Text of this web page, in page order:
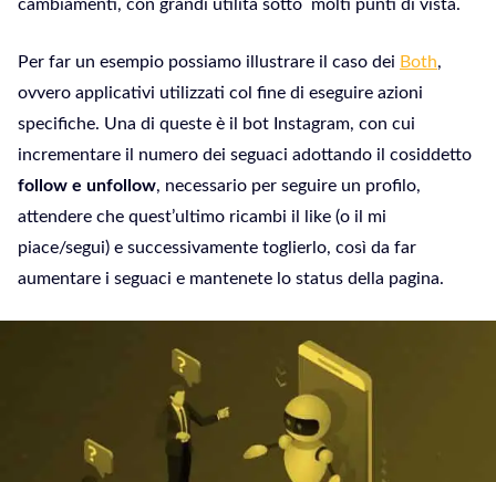
cambiamenti, con grandi utilità sotto molti punti di vista.
Per far un esempio possiamo illustrare il caso dei Both,
ovvero applicativi utilizzati col fine di eseguire azioni
specifiche. Una di queste è il bot Instagram, con cui
incrementare il numero dei seguaci adottando il cosiddetto
follow e unfollow, necessario per seguire un profilo,
attendere che quest’ultimo ricambi il like (o il mi
piace/segui) e successivamente toglierlo, così da far
aumentare i seguaci e mantenete lo status della pagina.